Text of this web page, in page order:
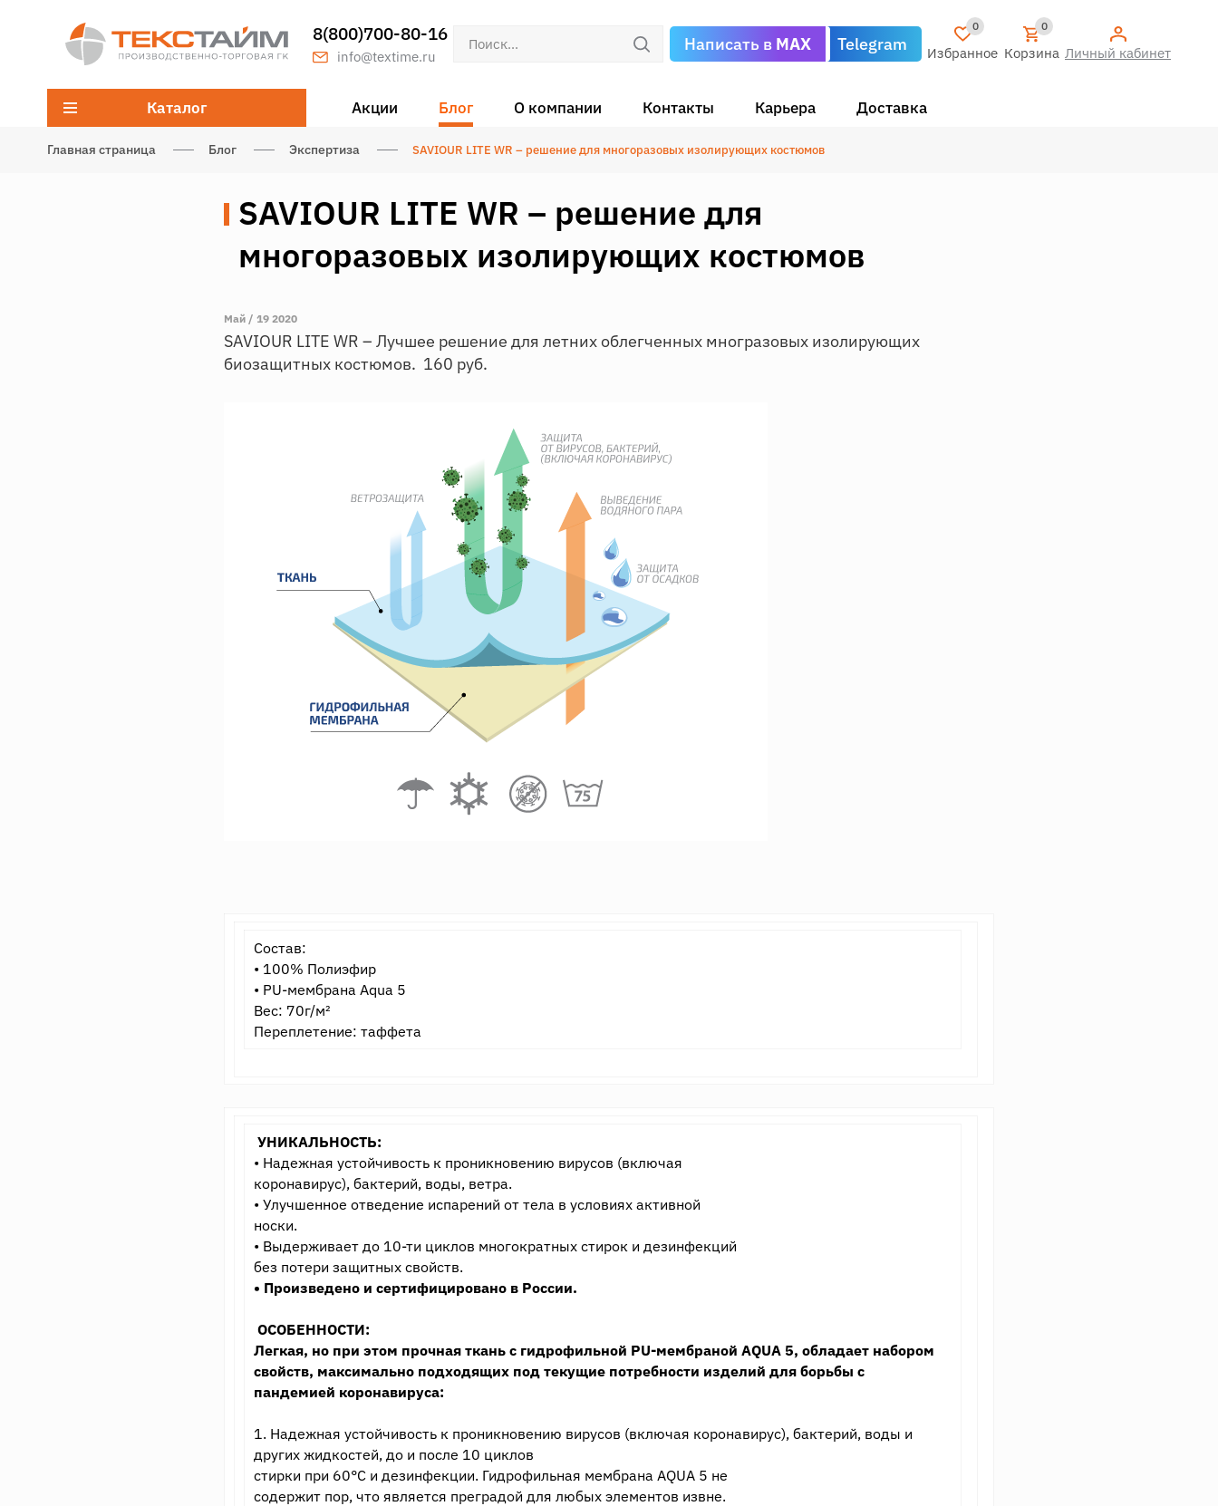
8(800)700-80-16
info@textime.ru
Написать в MAX Telegram
0
Избранное
0
Корзина Личный кабинет
Каталог Акции Блог О компании Контакты Карьера Доставка
Главная страница Блог Экспертиза SAVIOUR LITE WR – решение для многоразовых изолирующих костюмов
SAVIOUR LITE WR – решение для
многоразовых изолирующих костюмов
Май / 19 2020
SAVIOUR LITE WR – Лучшее решение для летних облегченных многразовых изолирующих
биозащитных костюмов. 160 руб.
Состав:
• 100% Полиэфир
• PU-мембрана Aqua 5
Вес: 70г/м²
Переплетение: таффета
УНИКАЛЬНОСТЬ:
• Надежная устойчивость к проникновению вирусов (включая
коронавирус), бактерий, воды, ветра.
• Улучшенное отведение испарений от тела в условиях активной
носки.
• Выдерживает до 10-ти циклов многократных стирок и дезинфекций
без потери защитных свойств.
• Произведено и сертифицировано в России.
ОСОБЕННОСТИ:
Легкая, но при этом прочная ткань с гидрофильной PU-мембраной AQUA 5, обладает набором
свойств, максимально подходящих под текущие потребности изделий для борьбы с
пандемией коронавируса:
1. Надежная устойчивость к проникновению вирусов (включая коронавирус), бактерий, воды и
других жидкостей, до и после 10 циклов
стирки при 60°С и дезинфекции. Гидрофильная мембрана AQUA 5 не
содержит пор, что является преградой для любых элементов извне.